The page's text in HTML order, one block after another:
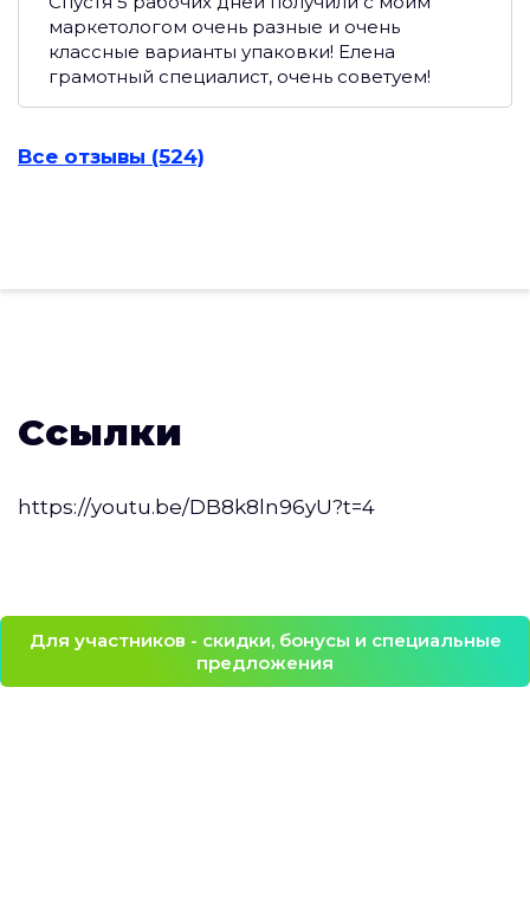
маркетологом очень разные и очень
классные варианты упаковки! Елена
грамотный специалист, очень советуем!
Все отзывы (524)
Ссылки
https://youtu.be/DB8k8ln96yU?t=4
Для участников - скидки, бонусы и специальные
предложения